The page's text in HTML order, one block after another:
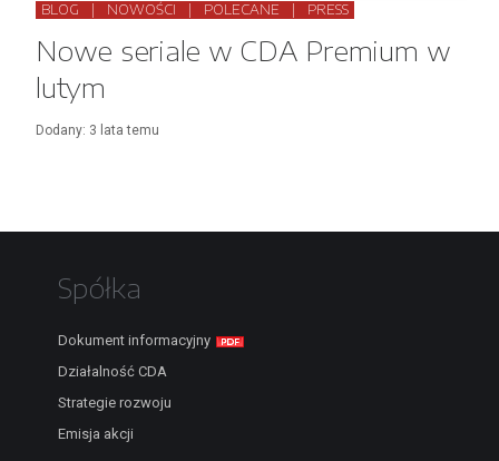
BLOG NOWOŚCI POLECANE PRESS
Nowe seriale w CDA Premium w
lutym
Dodany: 3 lata temu
Spółka
Dokument informacyjny
Działalność CDA
Strategie rozwoju
Emisja akcji